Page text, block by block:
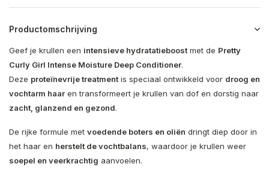
Productomschrijving
Geef je krullen een intensieve hydratatieboost met de Pretty
Curly Girl Intense Moisture Deep Conditioner.
Deze proteïnevrije treatment is speciaal ontwikkeld voor droog en
vochtarm haar en transformeert je krullen van dof en dorstig naar
zacht, glanzend en gezond.
De rijke formule met voedende boters en oliën dringt diep door in
het haar en herstelt de vochtbalans, waardoor je krullen weer
soepel en veerkrachtig aanvoelen.